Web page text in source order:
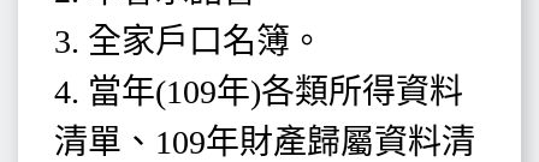
3. 全家戶口名簿。
4. 當年(109年)各類所得資料
清單、109年財產歸屬資料清